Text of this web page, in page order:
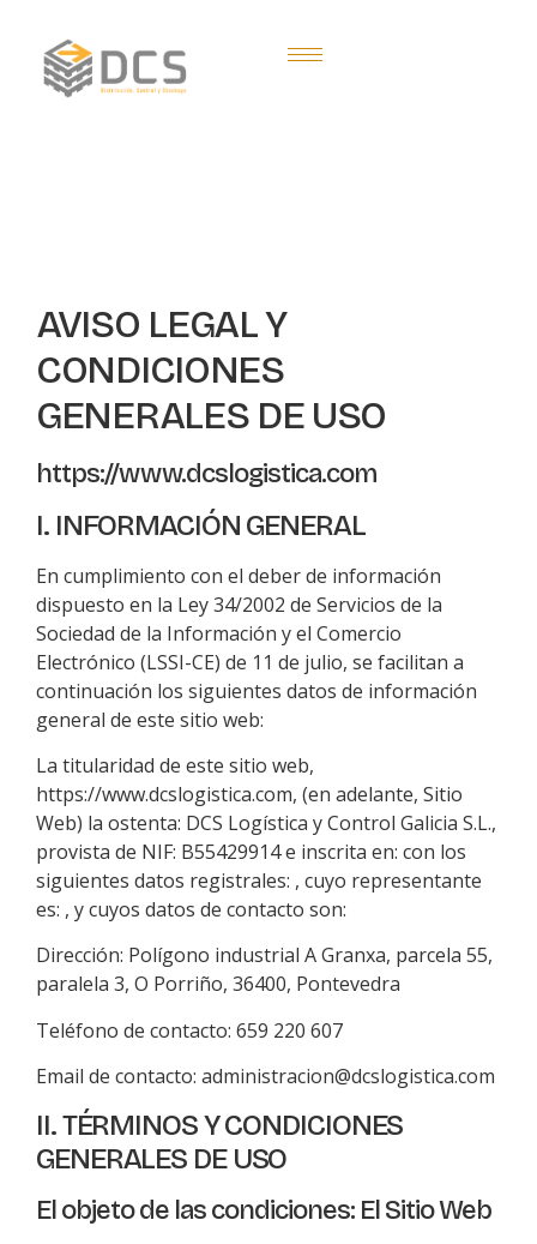
AVISO LEGAL Y
CONDICIONES
GENERALES DE USO
https://www.dcslogistica.com
I. INFORMACIÓN GENERAL
En cumplimiento con el deber de información
dispuesto en la Ley 34/2002 de Servicios de la
Sociedad de la Información y el Comercio
Electrónico (LSSI-CE) de 11 de julio, se facilitan a
continuación los siguientes datos de información
general de este sitio web:
La titularidad de este sitio web,
https://www.dcslogistica.com, (en adelante, Sitio
Web) la ostenta: DCS Logística y Control Galicia S.L.,
provista de NIF: B55429914e inscrita en: con los
siguientes datos registrales: , cuyo representante
es: , y cuyos datos de contacto son:
Dirección: Polígono industrial A Granxa, parcela 55,
paralela 3, O Porriño, 36400, Pontevedra
Teléfono de contacto: 659 220 607
Email de contacto: administracion@dcslogistica.com
II. TÉRMINOS Y CONDICIONES
GENERALES DE USO
El objeto de las condiciones: El Sitio Web